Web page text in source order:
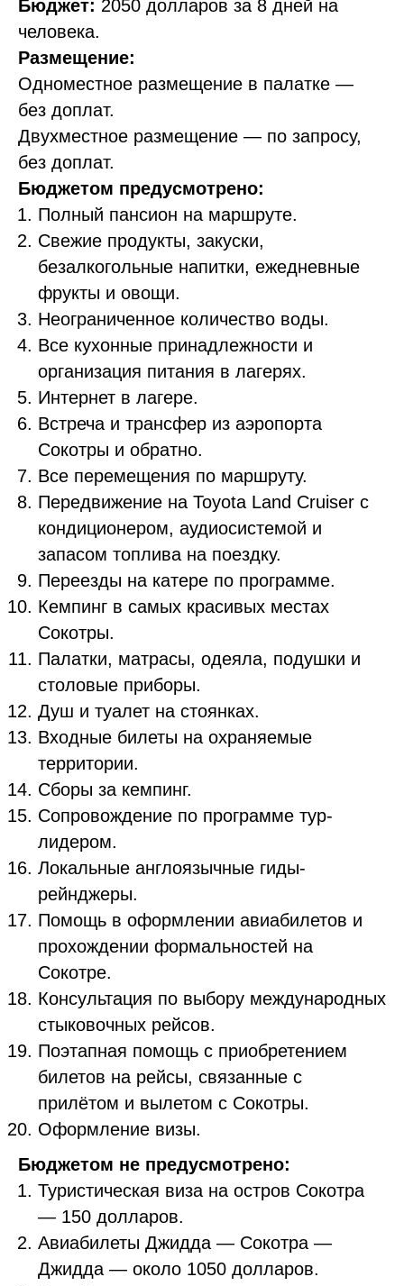
Бюджет: 2050 долларов за 8 дней на
человека.
Размещение:
Одноместное размещение в палатке —
без доплат.
Двухместное размещение — по запросу,
без доплат.
Бюджетом предусмотрено:
Полный пансион на маршруте.
Свежие продукты, закуски,
безалкогольные напитки, ежедневные
фрукты и овощи.
Неограниченное количество воды.
Все кухонные принадлежности и
организация питания в лагерях.
Интернет в лагере.
Встреча и трансфер из аэропорта
Сокотры и обратно.
Все перемещения по маршруту.
Передвижение на Toyota Land Cruiser с
кондиционером, аудиосистемой и
запасом топлива на поездку.
Переезды на катере по программе.
Кемпинг в самых красивых местах
Сокотры.
Палатки, матрасы, одеяла, подушки и
столовые приборы.
Душ и туалет на стоянках.
Входные билеты на охраняемые
территории.
Сборы за кемпинг.
Сопровождение по программе тур-
лидером.
Локальные англоязычные гиды-
рейнджеры.
Помощь в оформлении авиабилетов и
прохождении формальностей на
Сокотре.
Консультация по выбору международных
стыковочных рейсов.
Поэтапная помощь с приобретением
билетов на рейсы, связанные с
прилётом и вылетом с Сокотры.
Оформление визы.
Бюджетом не предусмотрено:
Туристическая виза на остров Сокотра
— 150 долларов.
Авиабилеты Джидда — Сокотра —
Джидда — около 1050 долларов.